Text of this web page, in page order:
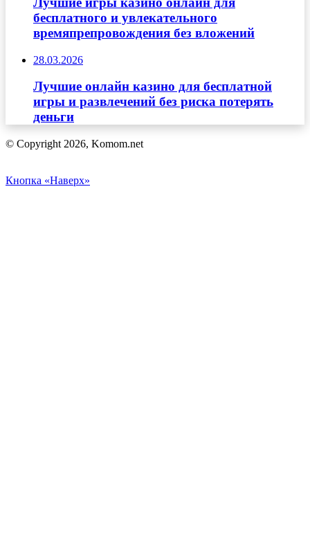
бесплатного и увлекательного
времяпрепровождения без вложений
28.03.2026
Лучшие онлайн казино для бесплатной
игры и развлечений без риска потерять
деньги
© Copyright 2026, Komom.net
Кнопка «Наверх»